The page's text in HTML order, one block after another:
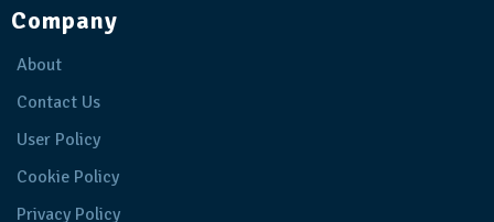
Company
About
Contact Us
User Policy
Cookie Policy
Privacy Policy